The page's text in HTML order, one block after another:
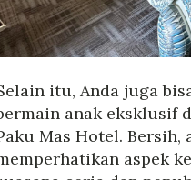
itu, Anda juga
anak eksklusif
Mas Hotel. Bersih,
aspek